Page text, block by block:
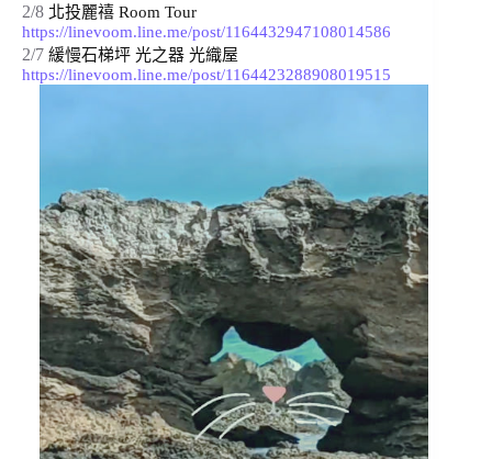
2/8
https://linevoom.line.me/post/1164432947108014586
2/7
https://linevoom.line.me/post/1164423288908019515